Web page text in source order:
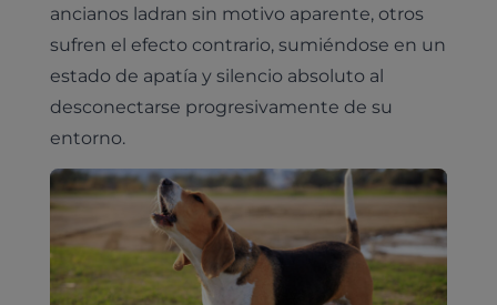
ancianos ladran sin motivo aparente, otros
sufren el efecto contrario, sumiéndose en un
estado de apatía y silencio absoluto al
desconectarse progresivamente de su
entorno.